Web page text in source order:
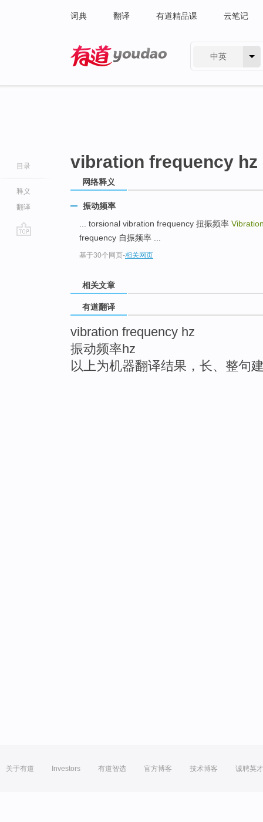
词典 翻译 有道精品课 云笔记
中英
目录
释义
翻译
vibration frequency hz
网络释义
振动频率
... torsional vibration frequency 扭振频率
frequency 自振频率 ...
基于30个网页-相关网页
相关文章
有道翻译
vibration frequency hz
振动频率hz
以上为机器翻译结果，长、整句
关于有道 Investors 有道智选 官方博客 技术博客 诚聘英才